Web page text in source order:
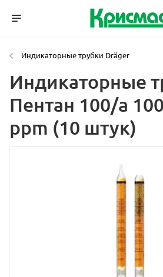
Индикаторные трубки Dräger
Индикаторные
Пентан 100/а
ppm (10 штук)